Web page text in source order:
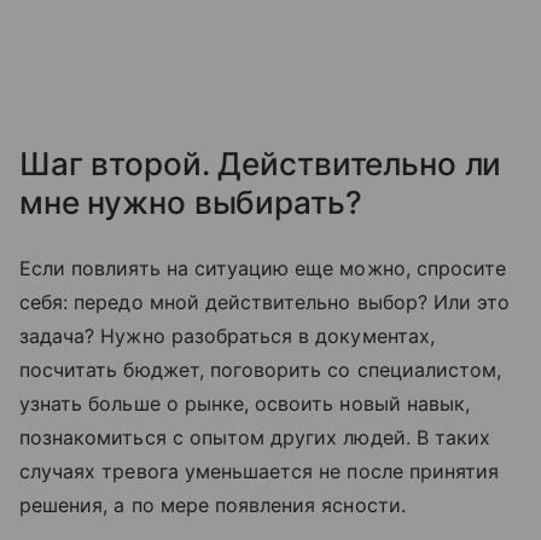
Шаг второй. Действительно ли
мне нужно выбирать?
Если повлиять на ситуацию еще можно, спросите
себя: передо мной действительно выбор? Или это
задача? Нужно разобраться в документах,
посчитать бюджет, поговорить со специалистом,
узнать больше о рынке, освоить новый навык,
познакомиться с опытом других людей. В таких
случаях тревога уменьшается не после принятия
решения, а по мере появления ясности.